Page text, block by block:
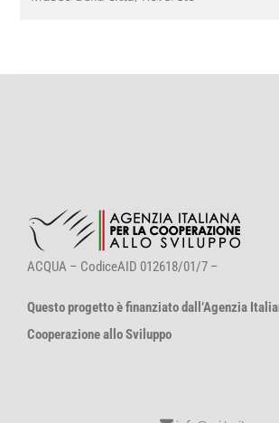
ACQUA – CodiceAID 012618/01/7 –
Questo progetto è finanziato dall’Agenzia
Cooperazione allo Sviluppo